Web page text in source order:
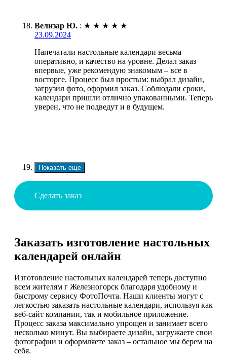
Велизар Ю. : ★ ★ ★ ★ ★
23.09.2024
Напечатали настольные календари весьма
оперативно, и качество на уровне. Делал заказ
впервые, уже рекомендую знакомым – все в
восторге. Процесс был простым: выбрал дизайн,
загрузил фото, оформил заказ. Соблюдали сроки,
календари пришли отлично упакованными. Теперь
уверен, что не подведут и в будущем.
Показать еще
Сделать заказ
Заказать изготовление настольных
календарей онлайн
Изготовление настольных календарей теперь доступно
всем жителям г Железногорск благодаря удобному и
быстрому сервису ФотоПочта. Наши клиенты могут с
легкостью заказать настольные календари, используя как
веб-сайт компании, так и мобильное приложение.
Процесс заказа максимально упрощен и занимает всего
несколько минут. Вы выбираете дизайн, загружаете свои
фотографии и оформляете заказ – остальное мы берем на
себя.